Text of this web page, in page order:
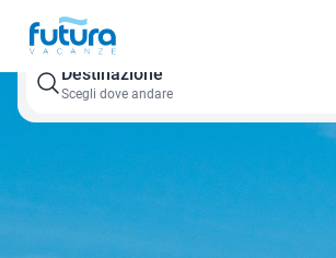
Destinazione
Scegli dove andare